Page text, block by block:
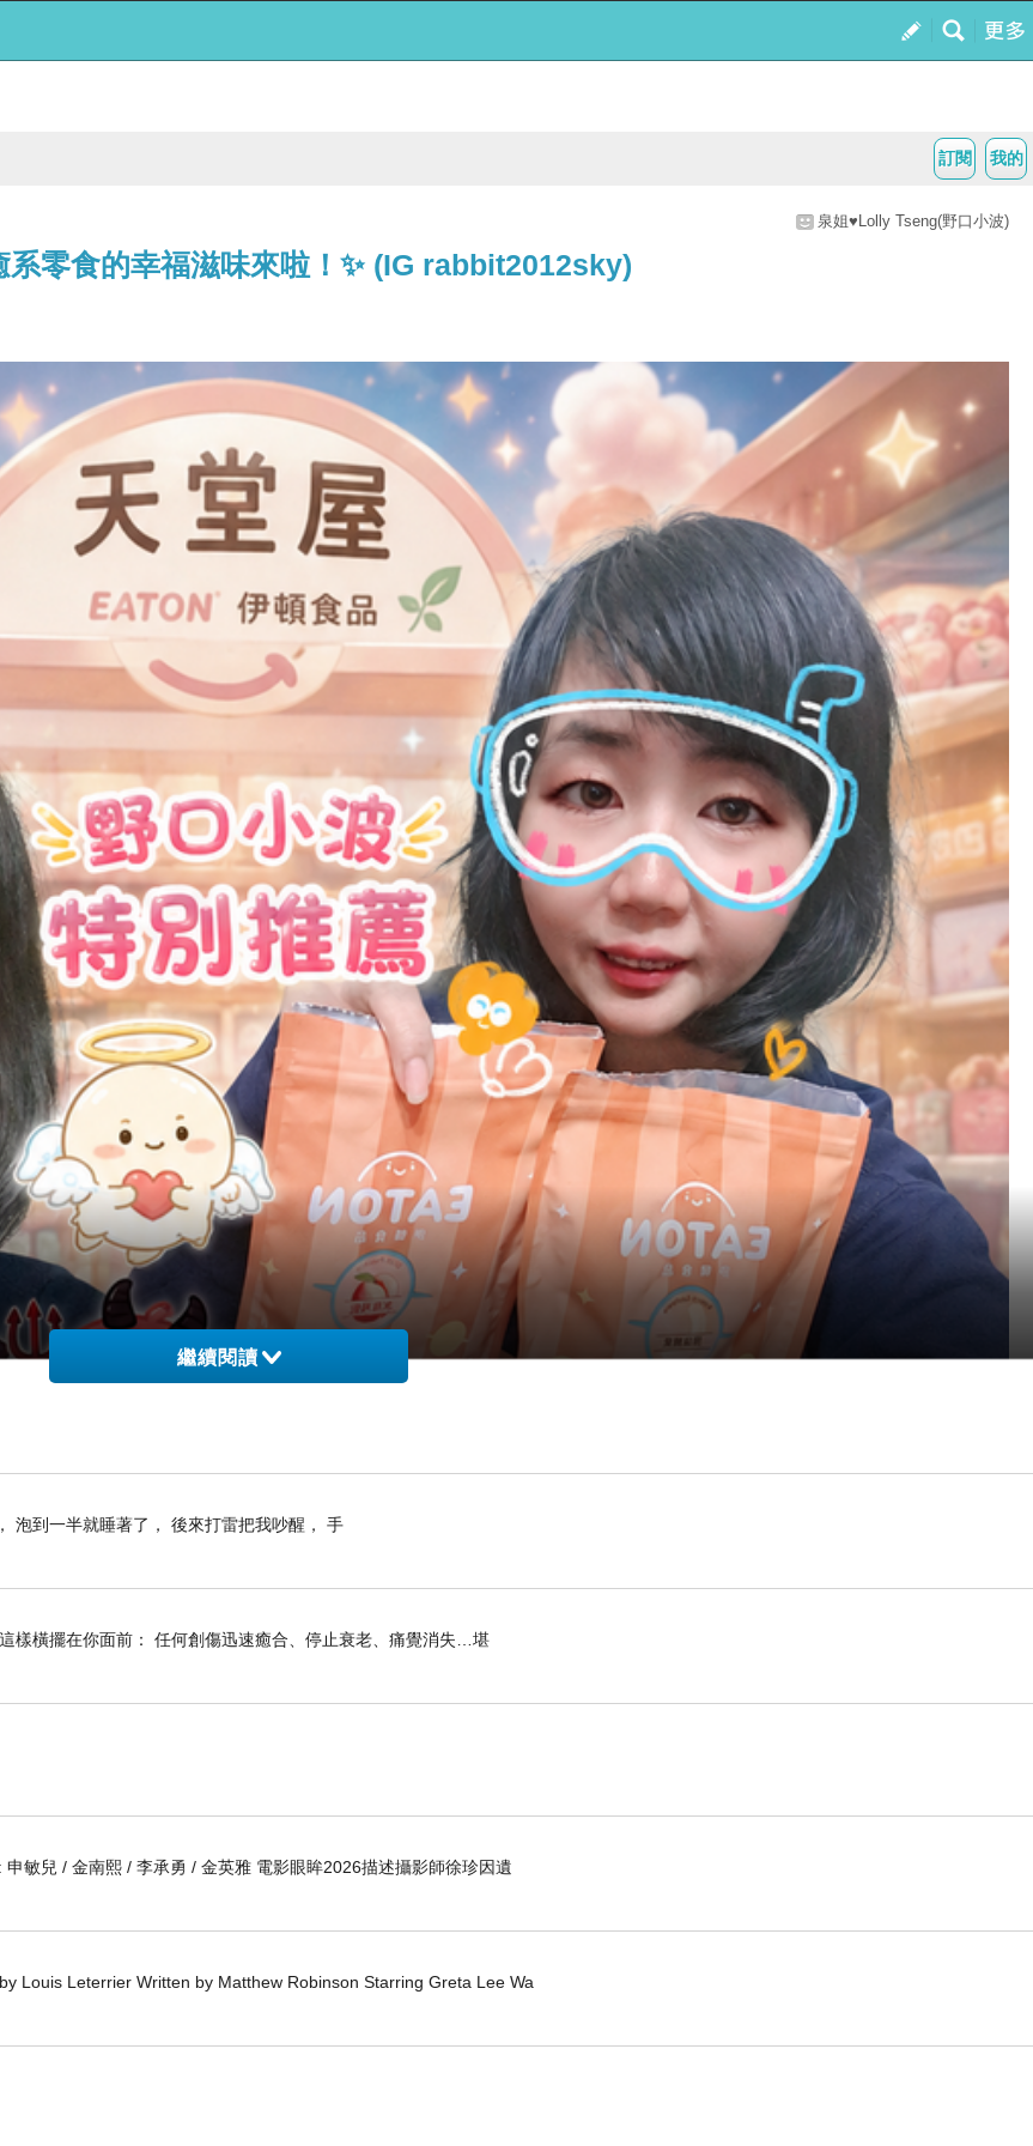
我的
訂閱
泉姐♥Lolly Tseng(野口小波)
零食的幸福滋味來啦！✨ (IG rabbit2012sky)
繼續閱讀
泡到一半就睡著了， 後來打雷把我吵醒， 手
樣橫擺在你面前： 任何創傷迅速癒合、停止衰老、痛覺消失…堪
敏兒 / 金南熙 / 李承勇 / 金英雅 電影眼眸2026描述攝影師徐珍因遺
Louis Leterrier Written by Matthew Robinson Starring Greta Lee Wa